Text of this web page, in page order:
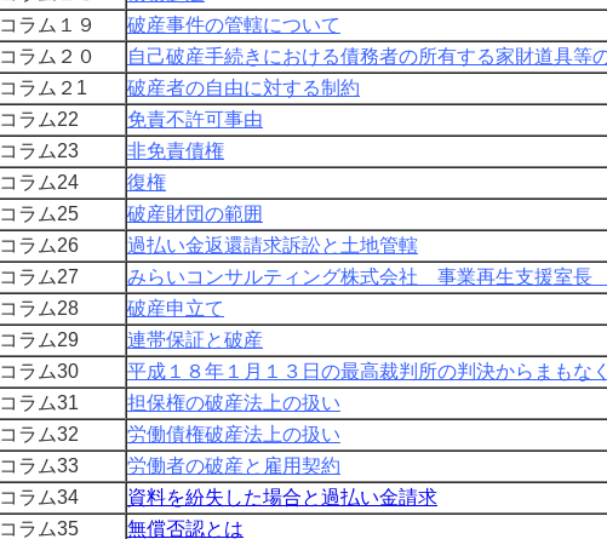
コラム１９
破産事件の管轄について
コラム２０
自己破産手続きにおける債務者の所有する家財道具等
コラム２1
破産者の自由に対する制約
コラム22
免責不許可事由
コラム23
非免責債権
コラム24
復権
コラム25
破産財団の範囲
コラム26
過払い金返還請求訴訟と土地管轄
コラム27
みらいコンサルティング株式会社 事業再生支援室
コラム28
破産申立て
コラム29
連帯保証と破産
コラム30
平成１８年１月１３日の最高裁判所の判決からまもな
コラム31
担保権の破産法上の扱い
コラム32
労働債権破産法上の扱い
コラム33
労働者の破産と雇用契約
コラム34
資料を紛失した場合と過払い金請求
コラム35
無償否認とは